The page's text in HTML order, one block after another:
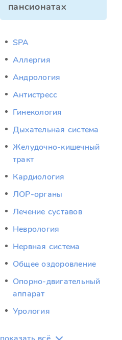
пансионатах
SPA
Аллергия
Андрология
Антистресс
Гинекология
Дыхательная система
Желудочно-кишечный
тракт
Кардиология
ЛОР-органы
Лечение суставов
Неврология
Нервная система
Общее оздоровление
Опорно-двигательный
аппарат
Урология